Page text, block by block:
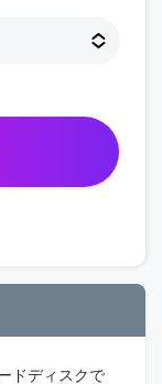
ドディスクで